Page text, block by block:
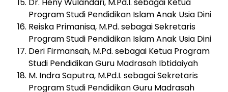
Program Studi Pendidikan Islam Anak Usia Dini
Reiska Primanisa, M.Pd. sebagai Sekretaris
Program Studi Pendidikan Islam Anak Usia Dini
Deri Firmansah, M.Pd. sebagai Ketua Program
Studi Pendidikan Guru Madrasah Ibtidaiyah
M. Indra Saputra, M.Pd.I. sebagai Sekretaris
Program Studi Pendidikan Guru Madrasah